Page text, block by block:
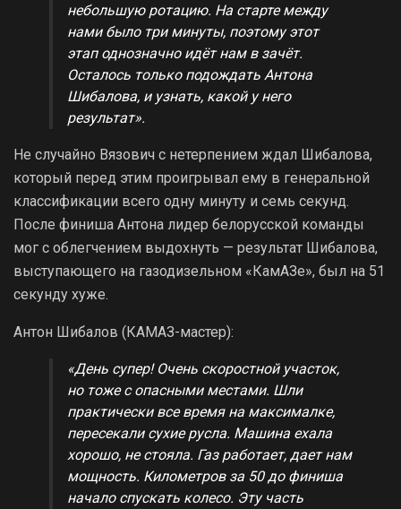
небольшую ротацию. На старте между
нами было три минуты, поэтому этот
этап однозначно идёт нам в зачёт.
Осталось только подождать Антона
Шибалова, и узнать, какой у него
результат».
Не случайно Вязович с нетерпением ждал Шибалова,
который перед этим проигрывал ему в генеральной
классификации всего одну минуту и семь секунд.
После финиша Антона лидер белорусской команды
мог с облегчением выдохнуть — результат Шибалова,
выступающего на газодизельном «КамАЗе», был на 51
секунду хуже.
Антон Шибалов (КАМАЗ-мастер):
«День супер! Очень скоростной участок,
но тоже с опасными местами. Шли
практически все время на максималке,
пересекали сухие русла. Машина ехала
хорошо, не стояла. Газ работает, дает нам
мощность. Километров за 50 до финиша
начало спускать колесо. Эту часть